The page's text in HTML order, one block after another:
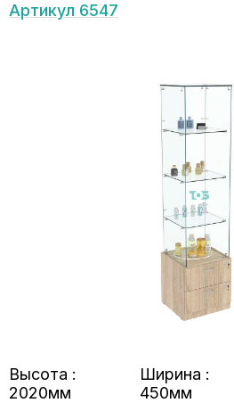
Артикул 6547
Высота :
2020мм
Ширина :
450мм